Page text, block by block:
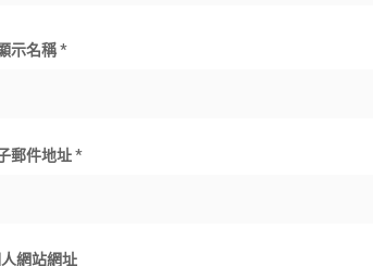
示名稱*
郵件地址*
網站網址